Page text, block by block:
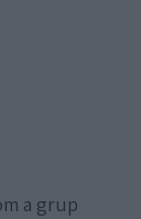
a grup